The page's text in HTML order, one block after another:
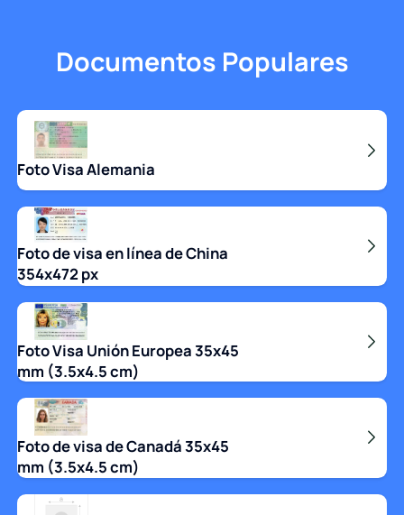
Documentos Populares
Foto Visa Alemania
Foto de visa en línea de China
354x472 px
Foto Visa Unión Europea 35x45
mm (3.5x4.5 cm)
Foto de visa de Canadá 35x45
mm (3.5x4.5 cm)